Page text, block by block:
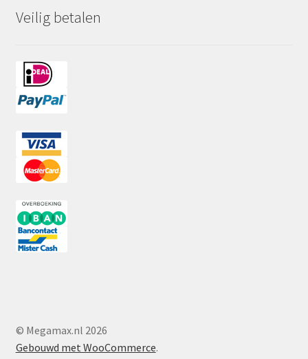
Veilig betalen
© Megamax.nl 2026
Gebouwd met WooCommerce.